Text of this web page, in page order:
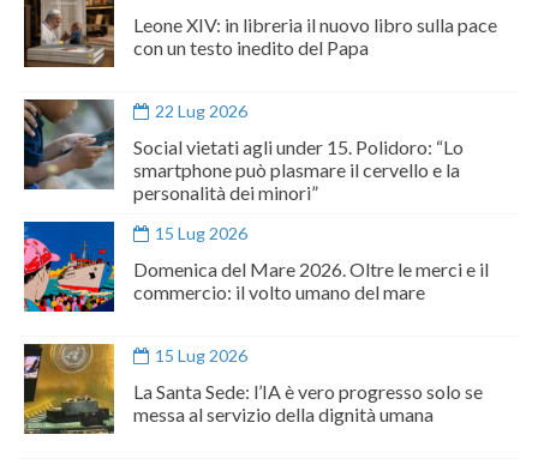
Leone XIV: in libreria il nuovo libro sulla pace
con un testo inedito del Papa
22 Lug 2026
Social vietati agli under 15. Polidoro: “Lo
smartphone può plasmare il cervello e la
personalità dei minori”
15 Lug 2026
Domenica del Mare 2026. Oltre le merci e il
commercio: il volto umano del mare
15 Lug 2026
La Santa Sede: l’IA è vero progresso solo se
messa al servizio della dignità umana